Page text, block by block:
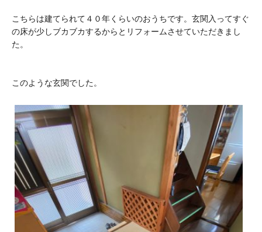
こちらは建てられて４０年くらいのおうちです。玄関入ってすぐ
の床が少しブカブカするからとリフォームさせていただきまし
た。
このような玄関でした。